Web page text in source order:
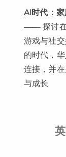
AI时代：
—— 探讨
游戏与社
的时代，
连接，并
与成长